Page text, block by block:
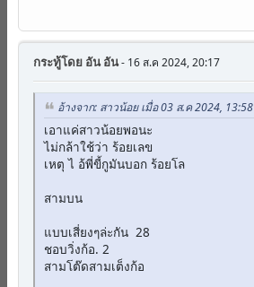
กระทู้โดย อัน อัน- 16 ส.ค 2024, 20:17
อ้างจาก: สาวน้อย เมื่อ 03 ส.ค 2024, 13:58
เอาแค่สาวน้อยพอนะ
ไม่กล้าใช้ว่า ร้อยเลข
เหตุ ไ อ้พี่ขี้กูมันบอก ร้อยโล
สามบน
แบบเสี่ยงๆล่ะกัน 28
ชอบวิ่งก้อ. 2
สามโต๊ดสามเต็งก้อ